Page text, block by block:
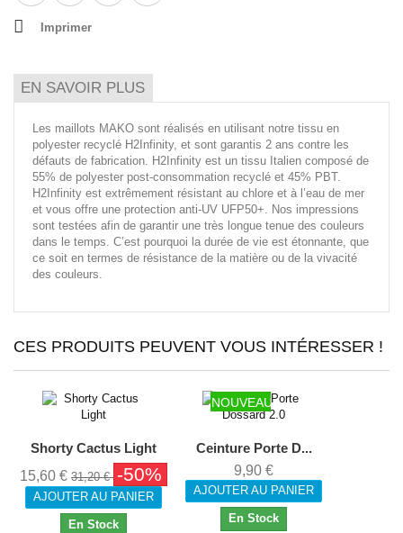
Imprimer
EN SAVOIR PLUS
Les maillots MAKO sont réalisés en utilisant notre tissu en
polyester recyclé H2Infinity, et sont garantis 2 ans contre les
défauts de fabrication. H2Infinity est un tissu Italien composé de
55% de polyester post-consommation recyclé et 45% PBT.
H2Infinity est extrêmement résistant au chlore et à l’eau de mer
et vous offre une protection anti-UV UFP50+. Nos impressions
sont testées afin de garantir une très longue tenue des couleurs
dans le temps. C’est pourquoi la durée de vie est étonnante, que
ce soit en termes de résistance de la matière ou de la vivacité
des couleurs.
CES PRODUITS PEUVENT VOUS INTÉRESSER !
Shorty Cactus Light
15,60 € 31,20 € -50%
AJOUTER AU PANIER
En Stock
NOUVEAU
Ceinture Porte D...
9,90 €
AJOUTER AU PANIER
En Stock